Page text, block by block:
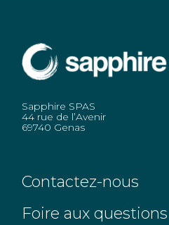
Sapphire SPAS
44 rue de l’Avenir
69740 Genas
Contactez-nous
Foire aux questions